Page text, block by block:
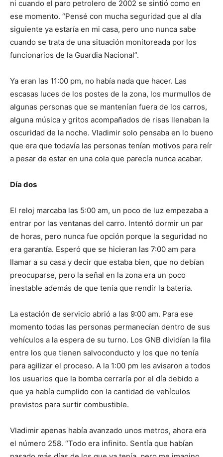
ni cuando el paro petrolero de 2002 se sintió como en
ese momento. “Pensé con mucha seguridad que al día
siguiente ya estaría en mi casa, pero uno nunca sabe
cuando se trata de una situación monitoreada por los
funcionarios de la Guardia Nacional”.
Ya eran las 11:00 pm, no había nada que hacer. Las
escasas luces de los postes de la zona, los murmullos de
algunas personas que se mantenían fuera de los carros,
alguna música y gritos acompañados de risas llenaban la
oscuridad de la noche. Vladimir solo pensaba en lo bueno
que era que todavía las personas tenían motivos para reír
a pesar de estar en una cola que parecía nunca acabar.
Día dos
El reloj marcaba las 5:00 am, un poco de luz empezaba a
entrar por las ventanas del carro. Intentó dormir un par
de horas, pero nunca fue opción porque la seguridad no
era garantía. Esperó que se hicieran las 7:00 am para
llamar a su casa y decir que estaba bien, que no debían
preocuparse, pero la señal en la zona era un poco
inestable además de que tenía que rendir la batería.
La estación de servicio abrió a las 9:00 am. Para ese
momento todas las personas permanecían dentro de sus
vehículos a la espera de su turno. Los GNB dividían la fila
entre los que tienen salvoconducto y los que no tenía
para agilizar el proceso. A la 1:00 pm les avisaron a todos
los usuarios que la bomba cerraría por el día debido a
que ya había cumplido con la cantidad de vehículos
previstos para surtir combustible.
Vladimir apenas había avanzado unos metros, ahora era
el número 258. “Todo era infinito. Sentía que habían